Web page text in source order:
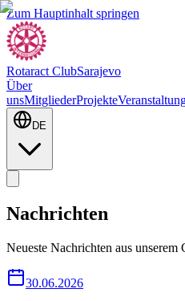
Zum Hauptinhalt springen
Rotaract ClubSarajevo
Über
unsMitgliederProjekte
DE
Nachrichten
Neueste Nachrichten aus
30.06.2026